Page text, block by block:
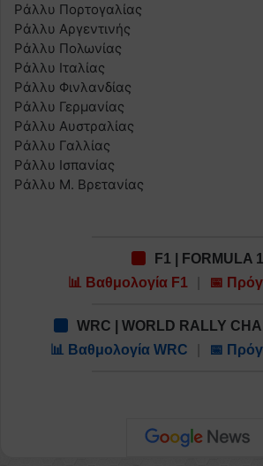
Ράλλυ Πορτογαλίας
Ράλλυ Αργεντινής
Ράλλυ Πολωνίας
Ράλλυ Ιταλίας
Ράλλυ Φινλανδίας
Ράλλυ Γερμανίας
Ράλλυ Αυστραλίας
Ράλλυ Γαλλίας
Ράλλυ Ισπανίας
Ράλλυ Μ. Βρετανίας
F1 | FORMULA 1
📊 Βαθμολογία F1
📅
WRC | WORLD RALLY
📊 Βαθμολογία WRC
📅